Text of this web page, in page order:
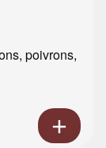
poivrons,